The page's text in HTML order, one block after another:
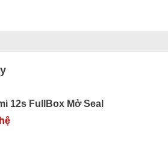
12s FullBox Mở Seal